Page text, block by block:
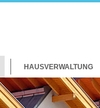
HAUSVERWALTUNG